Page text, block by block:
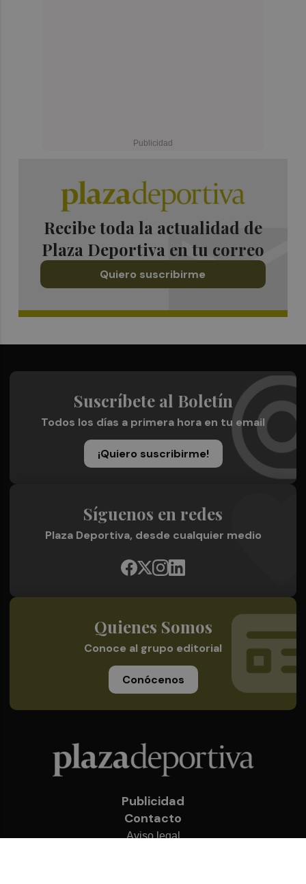
Recibe toda la actualidad de
Plaza Deportiva en tu correo
Quiero suscribirme
Suscríbete al Boletín
Todos los días a primera hora en tu email
¡Quiero suscribirme!
Síguenos en redes
Plaza Deportiva, desde cualquier medio
Quienes Somos
Conoce al grupo editorial
Conócenos
Publicidad
Contacto
Aviso legal